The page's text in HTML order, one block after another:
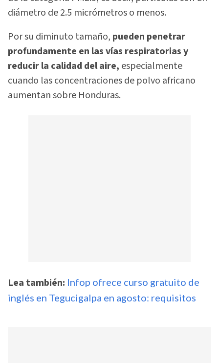
diámetro de 2.5 micrómetros o menos.
Por su diminuto tamaño, pueden penetrar
profundamente en las vías respiratorias y
reducir la calidad del aire, especialmente
cuando las concentraciones de polvo africano
aumentan sobre Honduras.
Lea también: Infop ofrece curso gratuito de
inglés en Tegucigalpa en agosto: requisitos